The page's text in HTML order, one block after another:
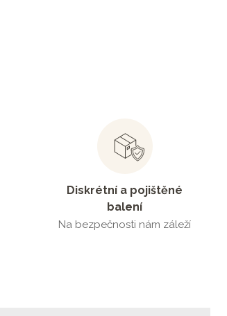
Diskrétní a pojištěné
balení
Na bezpečnosti nám záleží